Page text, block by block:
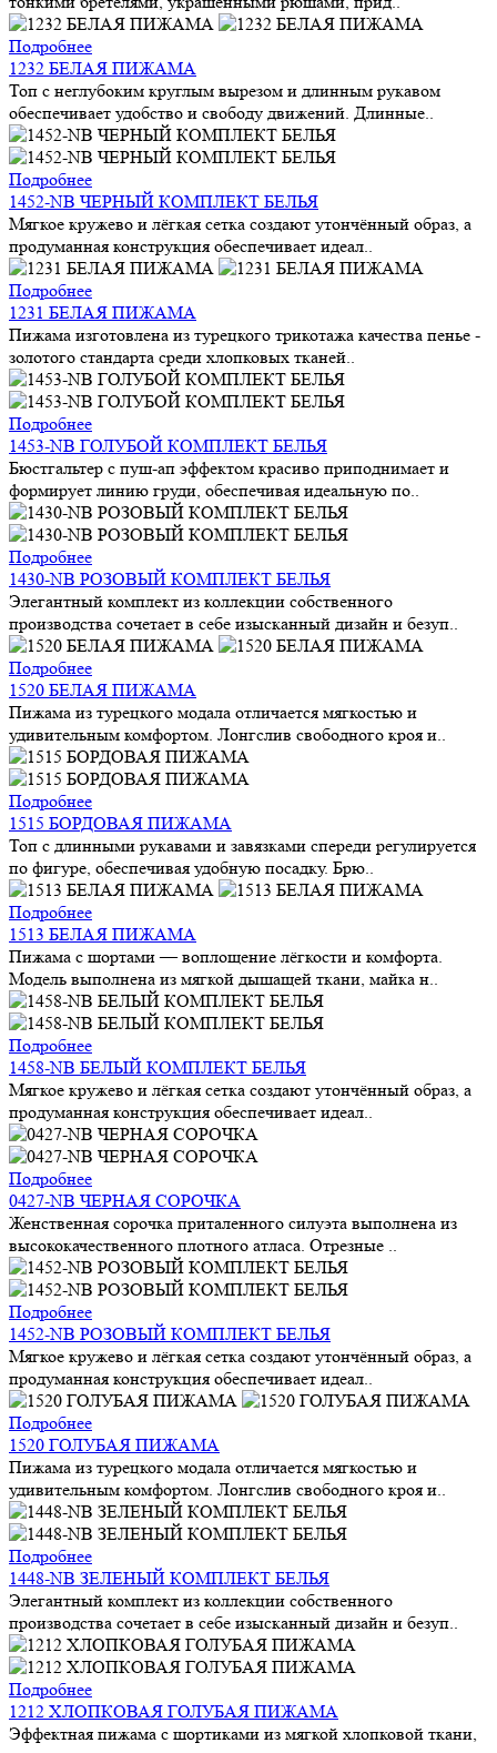
Подробнее
1232 БЕЛАЯ ПИЖАМА
Топ с неглубоким круглым вырезом и длинным рукавом
обеспечивает удобство и свободу движений. Длинные..
Подробнее
1452-NB ЧЕРНЫЙ КОМПЛЕКТ БЕЛЬЯ
Мягкое кружево и лёгкая сетка создают утончённый образ, а
продуманная конструкция обеспечивает идеал..
Подробнее
1231 БЕЛАЯ ПИЖАМА
Пижама изготовлена из турецкого трикотажа качества пенье -
золотого стандарта среди хлопковых тканей..
Подробнее
1453-NB ГОЛУБОЙ КОМПЛЕКТ БЕЛЬЯ
Бюстгальтер с пуш-ап эффектом красиво приподнимает и
формирует линию груди, обеспечивая идеальную по..
Подробнее
1430-NB РОЗОВЫЙ КОМПЛЕКТ БЕЛЬЯ
Элегантный комплект из коллекции собственного
производства сочетает в себе изысканный дизайн и безуп..
Подробнее
1520 БЕЛАЯ ПИЖАМА
Пижама из турецкого модала отличается мягкостью и
удивительным комфортом. Лонгслив свободного кроя и..
Подробнее
1515 БОРДОВАЯ ПИЖАМА
Топ с длинными рукавами и завязками спереди регулируется
по фигуре, обеспечивая удобную посадку. Брю..
Подробнее
1513 БЕЛАЯ ПИЖАМА
Пижама с шортами — воплощение лёгкости и комфорта.
Модель выполнена из мягкой дышащей ткани, майка н..
Подробнее
1458-NB БЕЛЫЙ КОМПЛЕКТ БЕЛЬЯ
Мягкое кружево и лёгкая сетка создают утончённый образ, а
продуманная конструкция обеспечивает идеал..
Подробнее
0427-NB ЧЕРНАЯ СОРОЧКА
Женственная сорочка приталенного силуэта выполнена из
высококачественного плотного атласа. Отрезные ..
Подробнее
1452-NB РОЗОВЫЙ КОМПЛЕКТ БЕЛЬЯ
Мягкое кружево и лёгкая сетка создают утончённый образ, а
продуманная конструкция обеспечивает идеал..
Подробнее
1520 ГОЛУБАЯ ПИЖАМА
Пижама из турецкого модала отличается мягкостью и
удивительным комфортом. Лонгслив свободного кроя и..
Подробнее
1448-NB ЗЕЛЕНЫЙ КОМПЛЕКТ БЕЛЬЯ
Элегантный комплект из коллекции собственного
производства сочетает в себе изысканный дизайн и безуп..
Подробнее
1212 ХЛОПКОВАЯ ГОЛУБАЯ ПИЖАМА
Эффектная пижама с шортиками из мягкой хлопковой ткани,